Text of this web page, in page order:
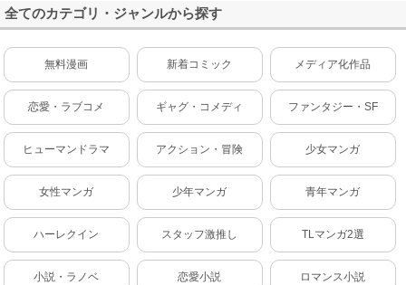
全てのカテゴリ・ジャンルから探す
無料漫画 新着コミック メディア化作品
恋愛・ラブコメ ギャグ・コメディ ファンタジー・SF
ヒューマンドラマ アクション・冒険 少女マンガ
女性マンガ 少年マンガ 青年マンガ
ハーレクイン スタッフ激推し TLマンガ2選
小説・ラノベ 恋愛小説 ロマンス小説